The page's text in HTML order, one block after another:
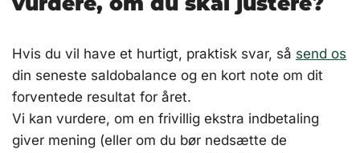
Hvis du vil have et hurtigt, praktisk svar, så send os
din seneste saldobalance og en kort note om dit
forventede resultat for året.
Vi kan vurdere, om en frivillig ekstra indbetaling
giver mening (eller om du bør nedsætte de